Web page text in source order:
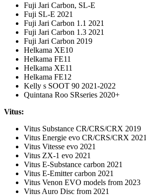
Fuji Jari Carbon, SL-E
Fuji SL-E 2021
Fuji Jari Carbon 1.1 2021
Fuji Jari Carbon 1.3 2021
Fuji Jari Carbon 2019
Helkama XE10
Helkama FE11
Helkama XE11
Helkama FE12
Kelly s SOOT 90 2021-2022
Quintana Roo SRseries 2020+
Vitus:
Vitus Substance CR/CRS/CRX 2019
Vitus Energie evo CR/CRS/CRX 2021
Vitus Vitesse evo 2021
Vitus ZX-1 evo 2021
Vitus E-Substance carbon 2021
Vitus E-Emitter carbon 2021
Vitus Venon EVO models from 2023
Vitus Auro Disc from 2021